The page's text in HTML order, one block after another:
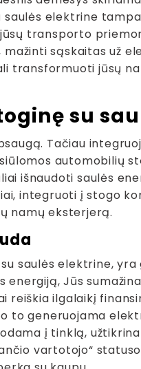
elektrine
transporto
sąskaitas už
transformuoti jūsų
su
Tačiau
automobilių
išnaudoti saulės
integruoti į stogo
namų eksterjerą.
saulės elektrine,
Jūs
reiškia ilgalaikį
to generuojama
į tinklą,
vartotojo“